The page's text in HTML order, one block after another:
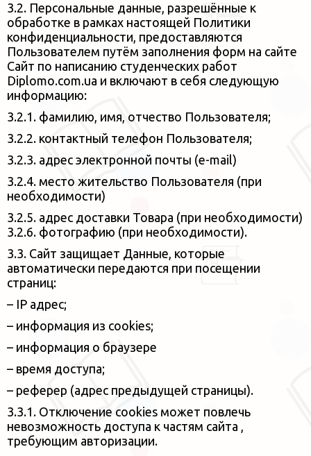
3.2. Персональные данные, разрешённые к
обработке в рамках настоящей Политики
конфиденциальности, предоставляются
Пользователем путём заполнения форм на сайте
Сайт по написанию студенческих работ
Diplomo.com.ua и включают в себя следующую
информацию:
3.2.1. фамилию, имя, отчество Пользователя;
3.2.2. контактный телефон Пользователя;
3.2.3. адрес электронной почты (e-mail)
3.2.4. место жительство Пользователя (при
необходимости)
3.2.5. адрес доставки Товара (при необходимости)
3.2.6. фотографию (при необходимости).
3.3. Сайт защищает Данные, которые
автоматически передаются при посещении
страниц:
– IP адрес;
– информация из cookies;
– информация о браузере
– время доступа;
– реферер (адрес предыдущей страницы).
3.3.1. Отключение cookies может повлечь
невозможность доступа к частям сайта ,
требующим авторизации.